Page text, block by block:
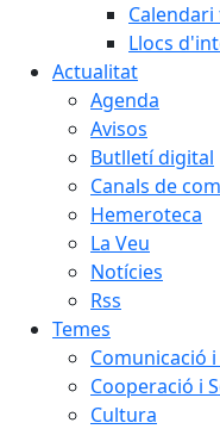
Llocs
Actualitat
Agenda
Avisos
Butlletí digital
Canals de
Hemeroteca
La Veu
Notícies
Rss
Temes
Comunicació
Cooperació i
Cultura